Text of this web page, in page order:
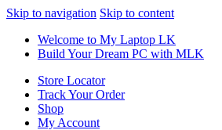
Skip to navigation Skip to content
Welcome to My Laptop LK
Build Your Dream PC with MLK
Store Locator
Track Your Order
Shop
My Account